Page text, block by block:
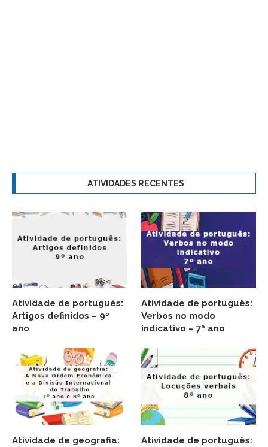
ATIVIDADES RECENTES
Atividade de português:
Artigos definidos – 9º
ano
Atividade de português:
Verbos no modo
indicativo – 7º ano
Atividade de geografia:
Atividade de português: